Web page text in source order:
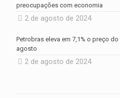
preocupações com economia
2 de agosto de 2024
Petrobras eleva em 7,1% o preço
agosto
2 de agosto de 2024